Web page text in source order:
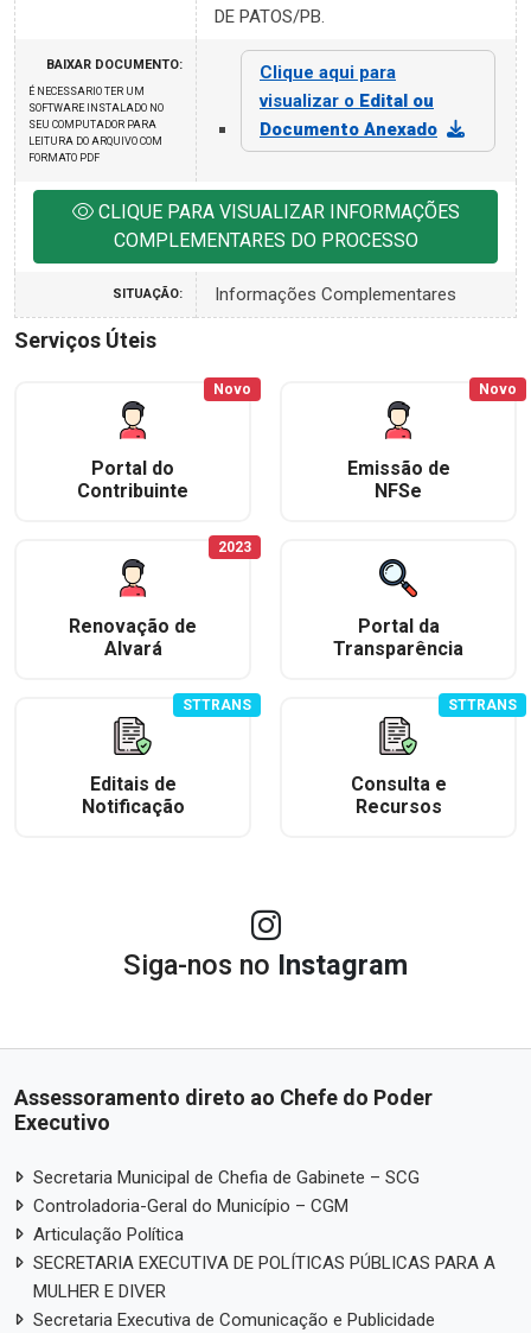
DE PATOS/PB.
BAIXAR DOCUMENTO:
É NECESSARIO TER UM
SOFTWARE INSTALADO NO
SEU COMPUTADOR PARA
LEITURA DO ARQUIVO COM
FORMATO PDF
Clique aqui para
visualizar o Edital ou
Documento Anexado
CLIQUE PARA VISUALIZAR INFORMAÇÕES
COMPLEMENTARES DO PROCESSO
SITUAÇÃO: Informações Complementares
Serviços Úteis
Portal do
Contribuinte
Novo
Emissão de
NFSe
Novo
Renovação de
Alvará
2023
Portal da
Transparência
Editais de
Notificação
STTRANS
Consulta e
Recursos
STTRANS
Siga-nos no Instagram
Assessoramento direto ao Chefe do Poder
Executivo
Secretaria Municipal de Chefia de Gabinete – SCG
Controladoria-Geral do Município – CGM
Articulação Política
SECRETARIA EXECUTIVA DE POLÍTICAS PÚBLICAS PARA A
MULHER E DIVER
Secretaria Executiva de Comunicação e Publicidade